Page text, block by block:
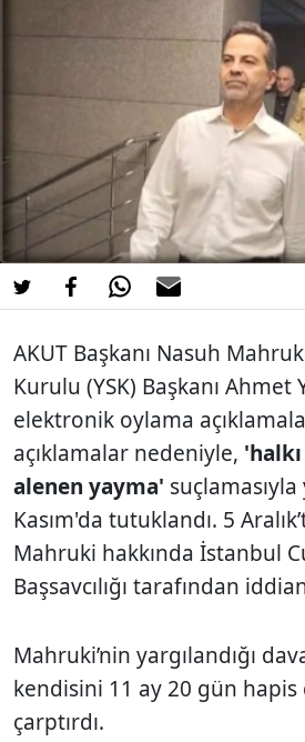
AKUT Başkanı Nasuh
Kurulu (YSK) Başkanı Ahmet
elektronik oylama
açıklamalar nedeniyle,
alenen yayma' suçlamasıyla
Kasım'da tutuklandı. 5
Mahruki hakkında İstanbul
Başsavcılığı tarafından
Mahruki’nin yargılandığı
kendisini 11 ay 20 gün hapis
çarptırdı.